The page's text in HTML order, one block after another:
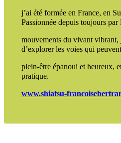
j’ai été formée en France, en
Passionnée depuis toujours par
mouvements du vivant vibrant,
d’explorer les voies qui
plein-être épanoui et heureux,
pratique.
www.shiatsu-